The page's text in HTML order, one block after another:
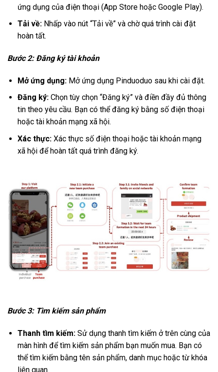
ứng dụng của điện thoại (App Store hoặc Google Play).
Tải về:Nhấp vào nút “Tải về” và chờ quá trình cài đặt
hoàn tất.
Bước 2: Đăng ký tài khoản
Mở ứng dụng:Mở ứng dụng Pinduoduo sau khi cài đặt.
Đăng ký:Chọn tùy chọn “Đăng ký” và điền đầy đủ thông
tin theo yêu cầu. Bạn có thể đăng ký bằng số điện thoại
hoặc tài khoản mạng xã hội.
Xác thực:Xác thực số điện thoại hoặc tài khoản mạng
xã hội để hoàn tất quá trình đăng ký.
Bước 3: Tìm kiếm sản phẩm
Thanh tìm kiếm:Sử dụng thanh tìm kiếm ở trên cùng của
màn hình để tìm kiếm sản phẩm bạn muốn mua. Bạn có
thể tìm kiếm bằng tên sản phẩm, danh mục hoặc từ khóa
liên quan.